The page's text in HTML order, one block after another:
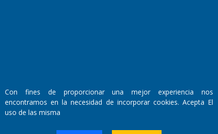
Director Periodístico:
Walter René Goñi
Domicilio Legal: José Ingenieros 855,
Con fines de proporcionar una mejor experiencia nos
encontramos en la necesidad de incorporar cookies. Acepta El
uso de las misma